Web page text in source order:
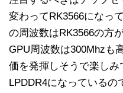
変わってRK3566になっ
の周波数はRK3566の方
GPU周波数は300Mhzも
価を発揮しそうで楽しみ
LPDDR4になっている